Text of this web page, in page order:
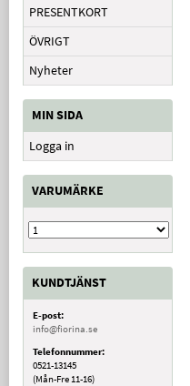
PRESENTKORT
ÖVRIGT
Nyheter
MIN SIDA
Logga in
VARUMÄRKE
KUNDTJÄNST
E-post:
info@fiorina.se
Telefonnummer:
0521-13145
(Mån-Fre 11-16)